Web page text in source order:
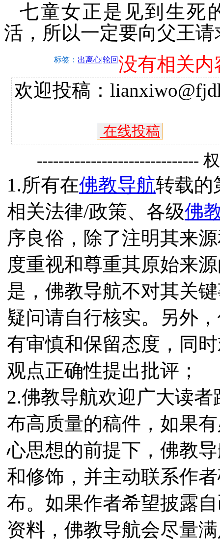
七童女正是见到生死
活，所以一定要向父王
标签： 出离心|轮回没有相关内
欢迎投稿：
在线投稿
------------------------------
1.所有在佛教导航转载的
相关法律/政策、各级佛
序良俗，除了注明其来
度重视和尊重其原始来
是，佛教导航不对其关
疑问请自行核实。另外
有审慎和保留态度，同
观点正确性提出批评；
2.佛教导航欢迎广大读
布高质量的稿件，如果
心思想的前提下，佛教
和修饰，并主动联系作
布。如果作者希望披露
资料，佛教导航会尽量